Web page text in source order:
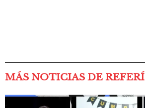
MÁS NOTICIAS DE REFERÍ